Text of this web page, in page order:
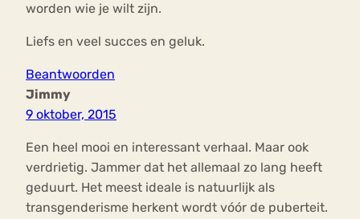
worden wie je wilt zijn.
Liefs en veel succes en geluk.
Beantwoorden
Jimmy
9 oktober, 2015
Een heel mooi en interessant verhaal. Maar ook
verdrietig. Jammer dat het allemaal zo lang heeft
geduurt. Het meest ideale is natuurlijk als
transgenderisme herkent wordt vóór de puberteit.